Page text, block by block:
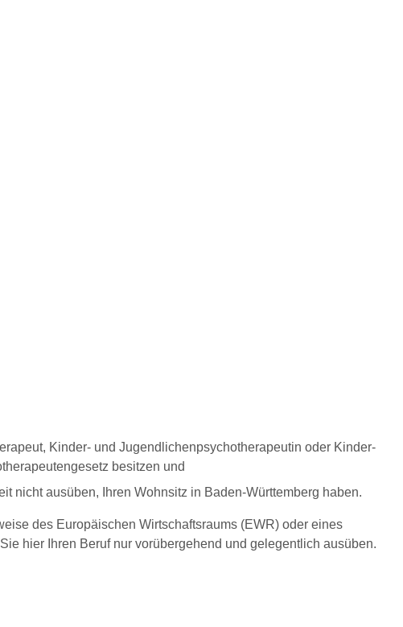
Kinder- und Jugendlichenpsychotherapeutin oder Kinder-
besitzen und
nicht ausüben, Ihren Wohnsitz in Baden-Württemberg haben.
des Europäischen Wirtschaftsraums (EWR) oder eines
hier Ihren Beruf nur vorübergehend und gelegentlich ausüben.